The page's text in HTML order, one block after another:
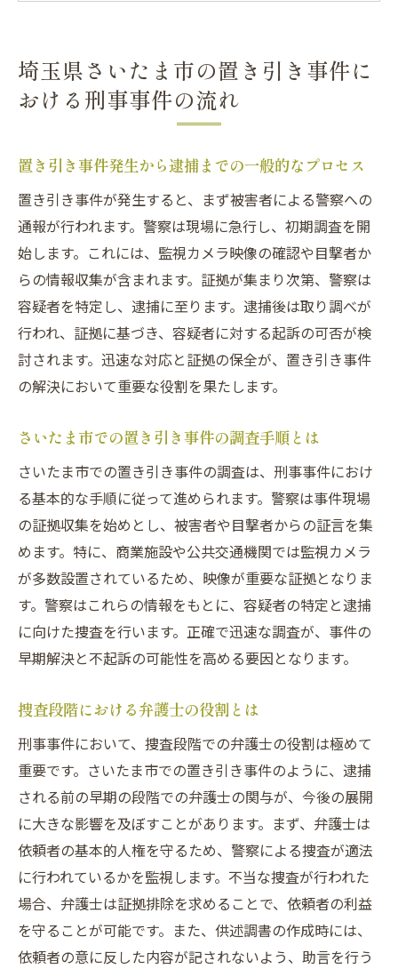
置き引き事件における被害者との示談交渉
の進め方
起訴か不起訴かを決定する要因の解説
不起訴を目指すための早期対応の重要性
迅速な法的対応が不起訴の鍵？さいたま市の置
き引き事件で知るべきこと
逮捕直後に取るべき最初の一歩
法的支援を受けるための適切な方法
迅速な証拠収集の重要性とその方法
さいたま市の置き引き事件での実際の事例
適切な法的助言がもたらす影響
不起訴を目指し心強いサポートを受けるた
めのポイント
的な方法
証拠の種類とその収集方法の基本
さいたま市の専門家による証拠分析の実際
置き引き事件における証拠の保全法
不利な証拠を覆すための戦略
証拠収集における法律の制約とその克服方
法
さいたま市での置き引き事件を起訴回避するた
めの法的戦略
不起訴を目指すための法的アプローチの選
択
置き引き事件における被疑者の権利を守る
方法
さいたま市での過去の成功事例から学ぶ
置き引き事件で有効な弁護戦略の特徴
不起訴を勝ち取るための準備と実践
埼玉県さいたま市の置き引き事件に
おける刑事事件の流れ
置き引き事件発生から逮捕までの一般的なプロセス
置き引き事件が発生すると、まず被害者による警察への
通報が行われます。警察は現場に急行し、初期調査を開
始します。これには、監視カメラ映像の確認や目撃者か
らの情報収集が含まれます。証拠が集まり次第、警察は
容疑者を特定し、逮捕に至ります。逮捕後は取り調べが
行われ、証拠に基づき、容疑者に対する起訴の可否が検
討されます。迅速な対応と証拠の保全が、置き引き事件
の解決において重要な役割を果たします。
さいたま市での置き引き事件の調査手順とは
さいたま市での置き引き事件の調査は、刑事事件におけ
る基本的な手順に従って進められます。警察は事件現場
の証拠収集を始めとし、被害者や目撃者からの証言を集
めます。特に、商業施設や公共交通機関では監視カメラ
が多数設置されているため、映像が重要な証拠となりま
す。警察はこれらの情報をもとに、容疑者の特定と逮捕
に向けた捜査を行います。正確で迅速な調査が、事件の
早期解決と不起訴の可能性を高める要因となります。
捜査段階における弁護士の役割とは
刑事事件において、捜査段階での弁護士の役割は極めて
重要です。さいたま市での置き引き事件のように、逮捕
される前の早期の段階での弁護士の関与が、今後の展開
に大きな影響を及ぼすことがあります。まず、弁護士は
依頼者の基本的人権を守るため、警察による捜査が適法
に行われているかを監視します。不当な捜査が行われた
場合、弁護士は証拠排除を求めることで、依頼者の利益
を守ることが可能です。また、供述調書の作成時には、
依頼者の意に反した内容が記されないよう、助言を行う